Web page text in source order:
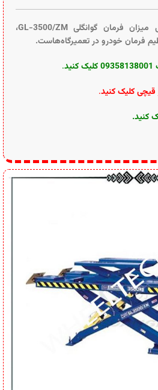
فروش اقساطی جک قیچی میزان فرمان گوانگلی GL-3500/ZM،
فرمان خودرو در تعمیرگاه‌هاست.
.
قیچی کلیک کنید.
کنید.